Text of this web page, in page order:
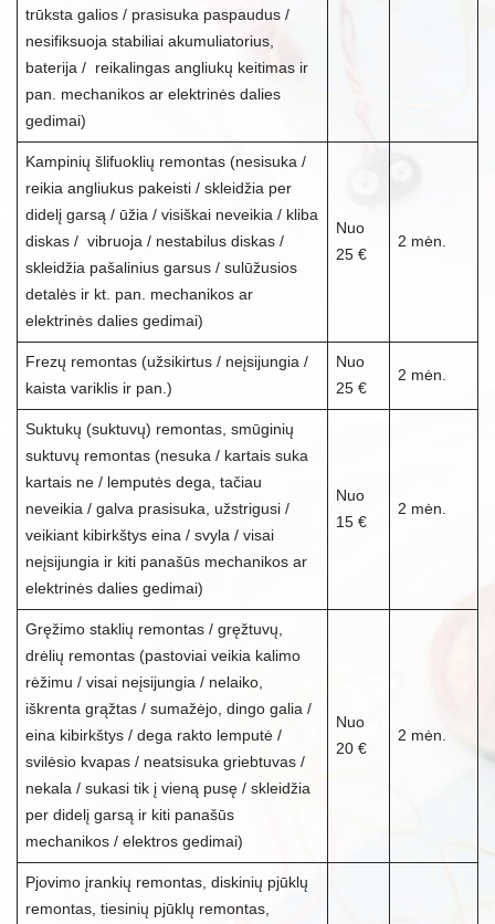
trūksta galios / prasisuka paspaudus /
nesifiksuoja stabiliai akumuliatorius,
baterija / reikalingas angliukų keitimas ir
pan. mechanikos ar elektrinės dalies
gedimai)
Kampinių šlifuoklių remontas (nesisuka /
reikia angliukus pakeisti / skleidžia per
didelį garsą / ūžia / visiškai neveikia / kliba
diskas / vibruoja / nestabilus diskas /
skleidžia pašalinius garsus / sulūžusios
detalės ir kt. pan. mechanikos ar
elektrinės dalies gedimai)
Nuo
25 €
2 mėn.
Frezų remontas (užsikirtus / neįsijungia /
kaista variklis ir pan.)
Nuo
25 €
2 mėn.
Suktukų (suktuvų) remontas, smūginių
suktuvų remontas (nesuka / kartais suka
kartais ne / lemputės dega, tačiau
neveikia / galva prasisuka, užstrigusi /
veikiant kibirkštys eina / svyla / visai
neįsijungia ir kiti panašūs mechanikos ar
elektrinės dalies gedimai)
Nuo
15 €
2 mėn.
Gręžimo staklių remontas / gręžtuvų,
drėlių remontas (pastoviai veikia kalimo
rėžimu / visai neįsijungia / nelaiko,
iškrenta grąžtas / sumažėjo, dingo galia /
eina kibirkštys / dega rakto lemputė /
svilėsio kvapas / neatsisuka griebtuvas /
nekala / sukasi tik į vieną pusę / skleidžia
per didelį garsą ir kiti panašūs
mechanikos / elektros gedimai)
Nuo
20 €
2 mėn.
Pjovimo įrankių remontas, diskinių pjūklų
remontas, tiesinių pjūklų remontas,